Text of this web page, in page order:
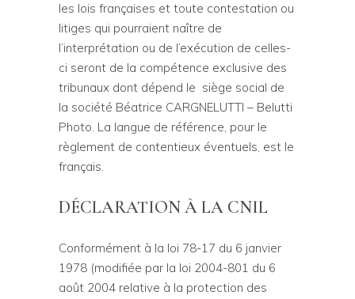
les lois françaises et toute contestation ou
litiges qui pourraient naître de
l’interprétation ou de l’exécution de celles-
ci seront de la compétence exclusive des
tribunaux dont dépend le siège social de
la société Béatrice CARGNELUTTI – Belutti
Photo. La langue de référence, pour le
règlement de contentieux éventuels, est le
français.
DÉCLARATION À LA CNIL
Conformément à la loi 78-17 du 6 janvier
1978 (modifiée par la loi 2004-801 du 6
août 2004 relative à la protection des